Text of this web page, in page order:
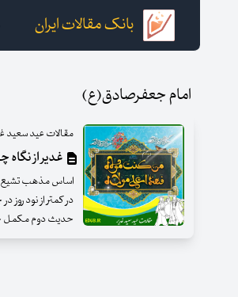
بانک مقالات ایران
امام جعفرصادق(ع)
مقالات عید سعید
غدیر از نگاه
اساس مذهب تشیع
در کمتر از نود
حدیث دوم مکمل